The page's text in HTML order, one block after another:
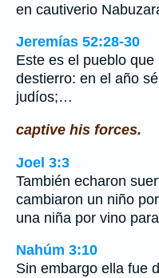
en cautiverio
Jeremías 52:28-30
Este es el pueblo que
destierro: en el año
judíos;…
captive his forces.
Joel 3:3
También echaron
cambiaron un niño
una niña por vino
Nahúm 3:10
Sin embargo ella fue